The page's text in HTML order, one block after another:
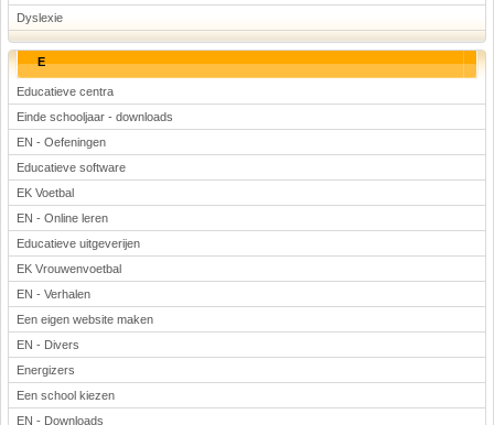
Dyslexie
E
Educatieve centra
Einde schooljaar - downloads
EN - Oefeningen
Educatieve software
EK Voetbal
EN - Online leren
Educatieve uitgeverijen
EK Vrouwenvoetbal
EN - Verhalen
Een eigen website maken
EN - Divers
Energizers
Een school kiezen
EN - Downloads